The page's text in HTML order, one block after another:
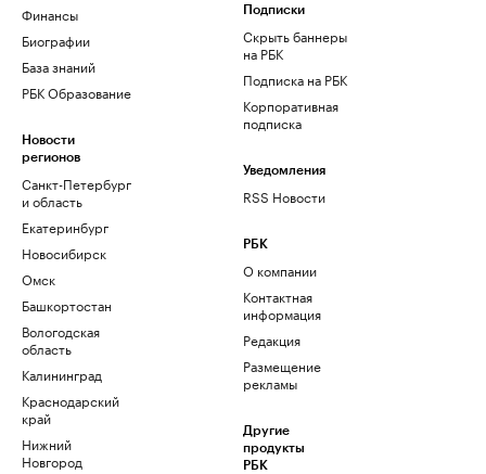
Финансы
Биографии
База знаний
РБК Образование
Новости
регионов
Санкт-Петербург
и область
Екатеринбург
Новосибирск
Омск
Башкортостан
Вологодская
область
Калининград
Краснодарский
край
Нижний
Новгород
Подписки
Скрыть баннеры
на РБК
Подписка на РБК
Корпоративная
подписка
Уведомления
RSS Новости
РБК
О компании
Контактная
информация
Редакция
Размещение
рекламы
Другие
продукты
РБК